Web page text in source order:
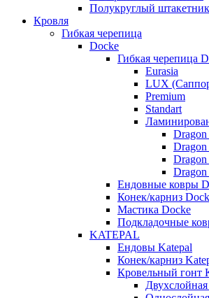
Полукруглый штакетник
Кровля
Гибкая черепица
Docke
Гибкая черепица
Eurasia
LUX
Premium
Standart
Dragon
Dragon
Dragon
Ендовные ковры
Конек/карниз
Мастика Docke
Подкладочные
KATEPAL
Ендовы Katepal
Конек/карниз
Кровельный гонт